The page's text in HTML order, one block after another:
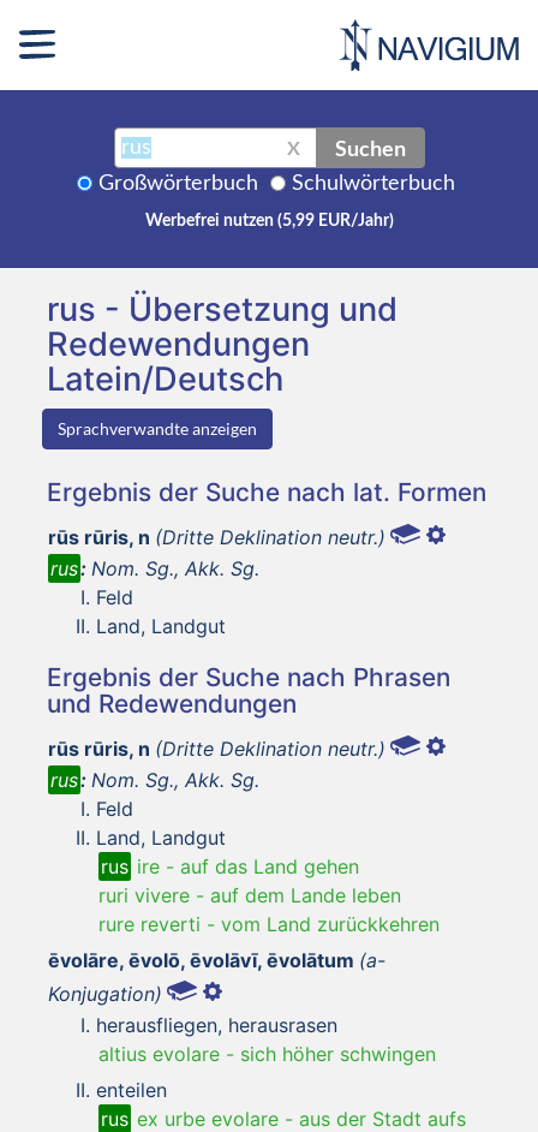
X Suchen
Großwörterbuch Schulwörterbuch
Werbefrei nutzen (5,99 EUR/Jahr)
rus - Übersetzung und
Redewendungen
Latein/Deutsch
Sprachverwandte anzeigen
Ergebnis der Suche nach lat. Formen
rūs rūris, n (Dritte Deklination neutr.)
rus: Nom. Sg., Akk. Sg.
Feld
Land, Landgut
Ergebnis der Suche nach Phrasen
und Redewendungen
rūs rūris, n (Dritte Deklination neutr.)
rus: Nom. Sg., Akk. Sg.
Feld
Land, Landgut
rus ire - auf das Land gehen
ruri vivere - auf dem Lande leben
rure reverti - vom Land zurückkehren
ēvolāre, ēvolō, ēvolāvī, ēvolātum (a-
Konjugation)
herausfliegen, herausrasen
altius evolare - sich höher schwingen
enteilen
rus ex urbe evolare - aus der Stadt aufs